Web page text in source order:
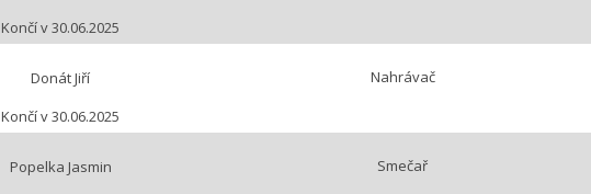
Končí v 30.06.2025
Donát Jiří
Končí v 30.06.2025
Nahrávač
Popelka Jasmin
Smečař